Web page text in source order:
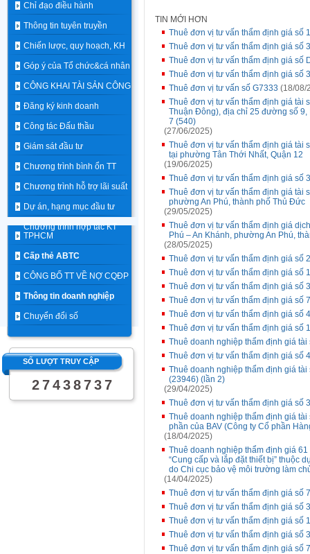
Chỉ đạo điều hành
Thông tin tuyên truyền
Chiến lược, quy hoạch, KH
Góp ý của Tổ chức&cá nhân
CÔNG KHAI TÀI SẢN CÔNG
Đăng ký kinh doanh
Công tác Đấu thầu
Giám sát đầu tư
Chương trình bình ổn TT
Chương trình hỗ trợ lãi suất
Dự án, hạng mục đầu tư
Chương trình hợp tác KT
TPHCM
Cấp thẻ ABTC
CÔNG BỐ TT VỀ NỢ CQĐP
Thông tin doanh nghiệp
Chuyển đổi số
SỐ LƯỢT TRUY CẬP
2 7 4 3 8 7 3 7
TIN MỚI HƠN
Thuê đơn vị tư vấn thẩm định giá số
Thuê đơn vị tư vấn thẩm định giá số
Thuê đơn vị tư vấn thẩm định giá số
Thuê đơn vị tư vấn thẩm định giá số
Thuê đơn vị tư vấn số G7333 (18/08/
Thuê đơn vị tư vấn thẩm định giá tài
Thuận Đông), địa chỉ 25 đường số
7 (540)
(27/06/2025)
Thuê đơn vị tư vấn thẩm định giá tài
tại phường Tân Thới Nhất, Quận 12
(19/06/2025)
Thuê đơn vị tư vấn thẩm định giá số
Thuê đơn vị tư vấn thẩm định giá tài
phường An Phú, thành phố Thủ Đức
(29/05/2025)
Thuê đơn vị tư vấn thẩm định giá
Phú – An Khánh, phường An Phú,
(28/05/2025)
Thuê đơn vị tư vấn thẩm định giá số
Thuê đơn vị tư vấn thẩm định giá số
Thuê đơn vị tư vấn thẩm định giá số
Thuê đơn vị tư vấn thẩm định giá số
Thuê đơn vị tư vấn thẩm định giá số
Thuê đơn vị tư vấn thẩm định giá số
Thuê doanh nghiệp thẩm định giá
Thuê đơn vị tư vấn thẩm định giá số
Thuê doanh nghiệp thẩm định giá
(23946) (lần 2)
(29/04/2025)
Thuê đơn vị tư vấn thẩm định giá số
Thuê doanh nghiệp thẩm định giá
phần của BAV (Công ty Cổ phần
(18/04/2025)
Thuê doanh nghiệp thẩm định giá
“Cung cấp và lắp đặt thiết bị” thuộc
do Chi cục bảo vệ môi trường làm
(14/04/2025)
Thuê đơn vị tư vấn thẩm định giá số
Thuê đơn vị tư vấn thẩm định giá số
Thuê đơn vị tư vấn thẩm định giá số
Thuê đơn vị tư vấn thẩm định giá số
Thuê đơn vị tư vấn thẩm định giá số